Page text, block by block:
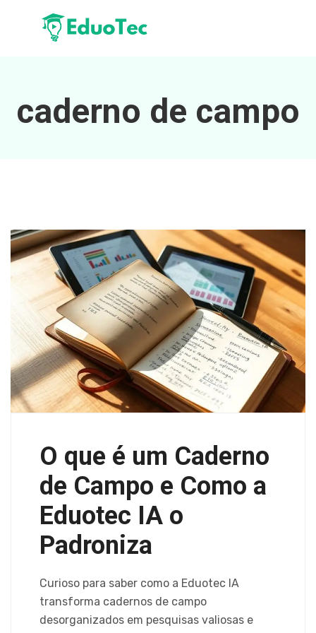
caderno de campo
O que é um Caderno
de Campo e Como a
Eduotec IA o
Padroniza
Curioso para saber como a Eduotec IA
transforma cadernos de campo
desorganizados em pesquisas valiosas e